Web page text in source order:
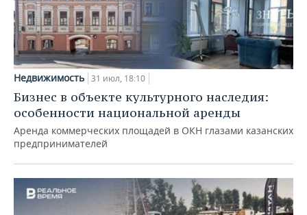
Недвижимость 31 июл, 18:10
Бизнес в объекте культурного наследия:
особенности национальной аренды
Аренда коммерческих площадей в ОКН глазами казанских
предпринимателей